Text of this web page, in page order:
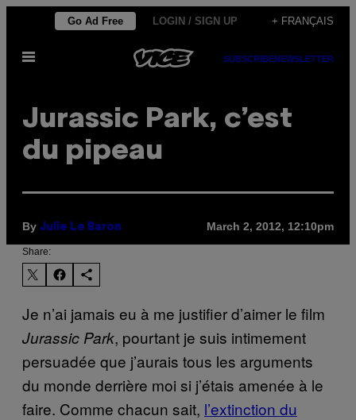
content
Go Ad Free LOGIN / SIGN UP + FRANÇAIS
Open
SUBSCRIBENEWSLETTER
Jurassic Park, c’est
du pipeau
By Julie Le Baron March 2, 2012, 12:10pm
Share:
Je n’ai jamais eu à me justifier d’aimer le film
Jurassic Park, pourtant je suis intimement
persuadée que j’aurais tous les arguments
du monde derrière moi si j’étais amenée à le
faire. Comme chacun sait, l’extinction du